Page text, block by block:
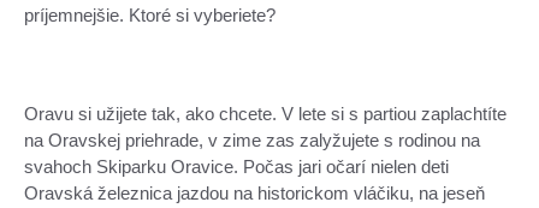
príjemnejšie. Ktoré si vyberiete?
Oravu si užijete tak, ako chcete. V lete si s partiou zaplachtíte
na Oravskej priehrade, v zime zas zalyžujete s rodinou na
svahoch Skiparku Oravice. Počas jari očarí nielen deti
Oravská železnica jazdou na historickom vláčiku, na jeseň